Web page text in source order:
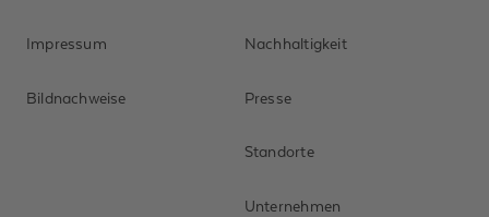
Impressum
Bildnachweise
Nachhaltigkeit
Presse
Standorte
Unternehmen